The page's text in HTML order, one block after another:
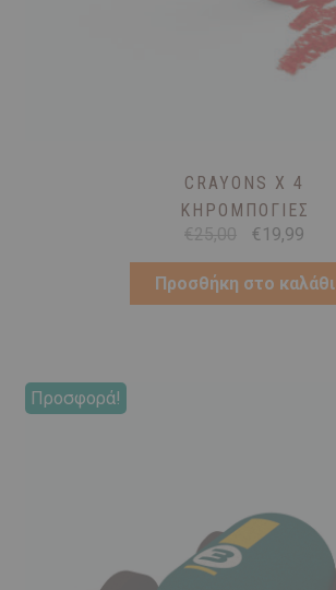
CRAYONS X 4
ΚΗΡΟΜΠΟΓΙΈΣ
€25,00
Original
was:
€25,00.
€ 19,99Η
τιμή
είναι:
Προσθήκη στο καλάθι
Προσφορά!